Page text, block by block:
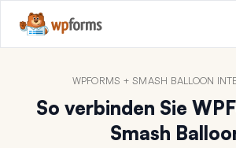
WPFORMS + SMASH BALLOON
So verbinden Sie
Smash